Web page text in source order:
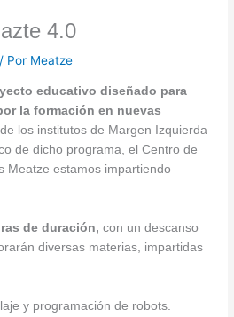
4.0
/ Por Meatze
educativo diseñado para
la formación en nuevas
los institutos de Margen Izquierda
de dicho programa, el Centro de
Meatze estamos impartiendo
de duración,con un descanso
diversas materias, impartidas
y programación de robots.